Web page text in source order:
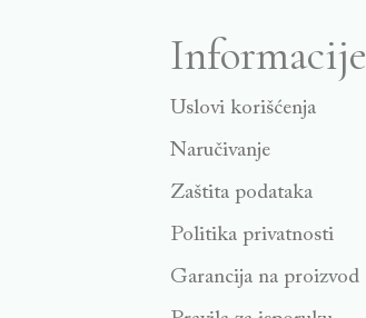
Informacije
Uslovi korišćenja
Naručivanje
Zaštita podataka
Politika privatnosti
Garancija na proizvod